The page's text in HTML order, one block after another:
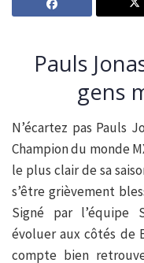
Pauls
gens
N’écartez pas Pauls
Champion du monde
le plus clair de sa
s’être grièvement
Signé par l’équipe
évoluer aux côtés de
compte bien